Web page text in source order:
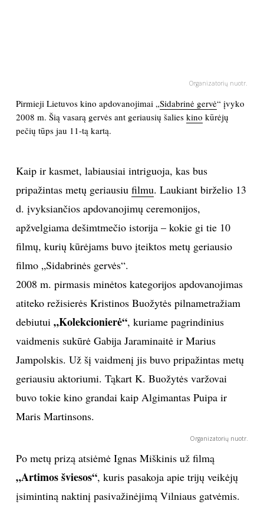
POLITIKA
LAISVALAIKIS
KINAS
MUZIKA
TEATRAS
SPORTAS
MENAS
ORAI
ISTORIJA
Organizatorių nuotr.
Pirmieji Lietuvos kino apdovanojimai „Sidabrinė gervė“ įvyko
2008 m. Šią vasarą gervės ant geriausių šalies kino kūrėjų
pečių tūps jau 11-tą kartą.
Kaip ir kasmet, labiausiai intriguoja, kas bus
pripažintas metų geriausiu filmu. Laukiant birželio 13
d. įvyksiančios apdovanojimų ceremonijos,
apžvelgiama dešimtmečio istorija – kokie gi tie 10
filmų, kurių kūrėjams buvo įteiktos metų geriausio
filmo „Sidabrinės gervės“.
2008 m. pirmasis minėtos kategorijos apdovanojimas
atiteko režisierės Kristinos Buožytės pilnametražiam
debiutui „Kolekcionierė“, kuriame pagrindinius
vaidmenis sukūrė Gabija Jaraminaitė ir Marius
Jampolskis. Už šį vaidmenį jis buvo pripažintas metų
geriausiu aktoriumi. Tąkart K. Buožytės varžovai
buvo tokie kino grandai kaip Algimantas Puipa ir
Maris Martinsons.
Organizatorių nuotr.
Po metų prizą atsiėmė Ignas Miškinis už filmą
„Artimos šviesos“, kuris pasakoja apie trijų veikėjų
įsimintiną naktinį pasivažinėjimą Vilniaus gatvėmis.